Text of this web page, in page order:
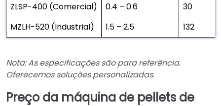
ZLSP-400 (Comercial)
0.4 – 0.6
30
MZLH-520 (Industrial)
1.5 – 2.5 132
Nota: As especificações são para referência.
Oferecemos soluções personalizadas.
Preço da máquina de pellets de